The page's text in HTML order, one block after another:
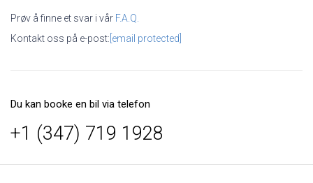
Prøv å finne et svar i vår F.A.Q.
Kontakt oss på e-post: [email protected]
Du kan booke en bil via telefon
+1 (347) 719 1928